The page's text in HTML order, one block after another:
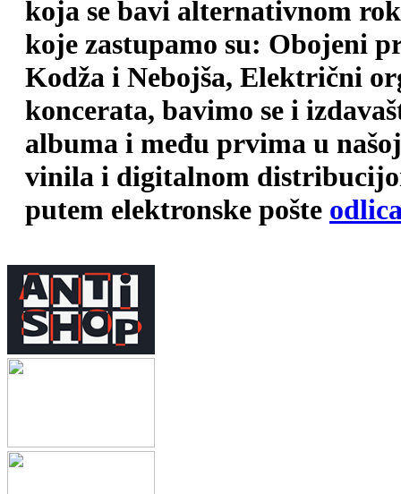
koja se bavi alternativnom
koje zastupamo su: Obojeni
Kodža i Nebojša, Električni
koncerata, bavimo se i
albuma i među prvima u
vinila i digitalnom
putem elektronske pošte